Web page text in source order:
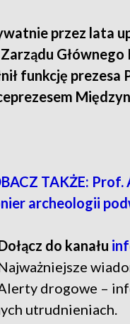
przez lata
funkcję
TAKŻE:
archeologii
do kanału
drogowe –
utrudnieniach.